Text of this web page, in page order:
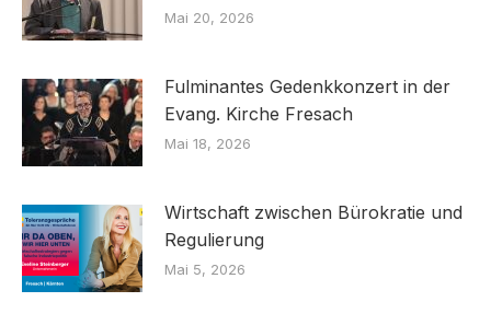
Mai 20, 2026
Fulminantes Gedenkkonzert in der
Evang. Kirche Fresach
Mai 18, 2026
Wirtschaft zwischen Bürokratie und
Regulierung
Mai 5, 2026